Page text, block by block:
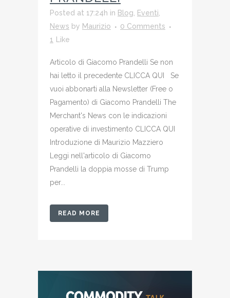
Posted at 17:24h in Blog Eventi
News by Maurizio
0 Comments
1
Like
Articolo di Giacomo Prandelli Se non
hai letto il precedente CLICCA QUI Se
vuoi abbonarti alla Newsletter (Free o
Pagamento) di Giacomo Prandelli The
Merchant's News con le indicazioni
operative di investimento CLICCA QUI
Introduzione di Maurizio Mazziero
Leggi nell'articolo di Giacomo
Prandelli la doppia mosse di Trump
per...
READ MORE